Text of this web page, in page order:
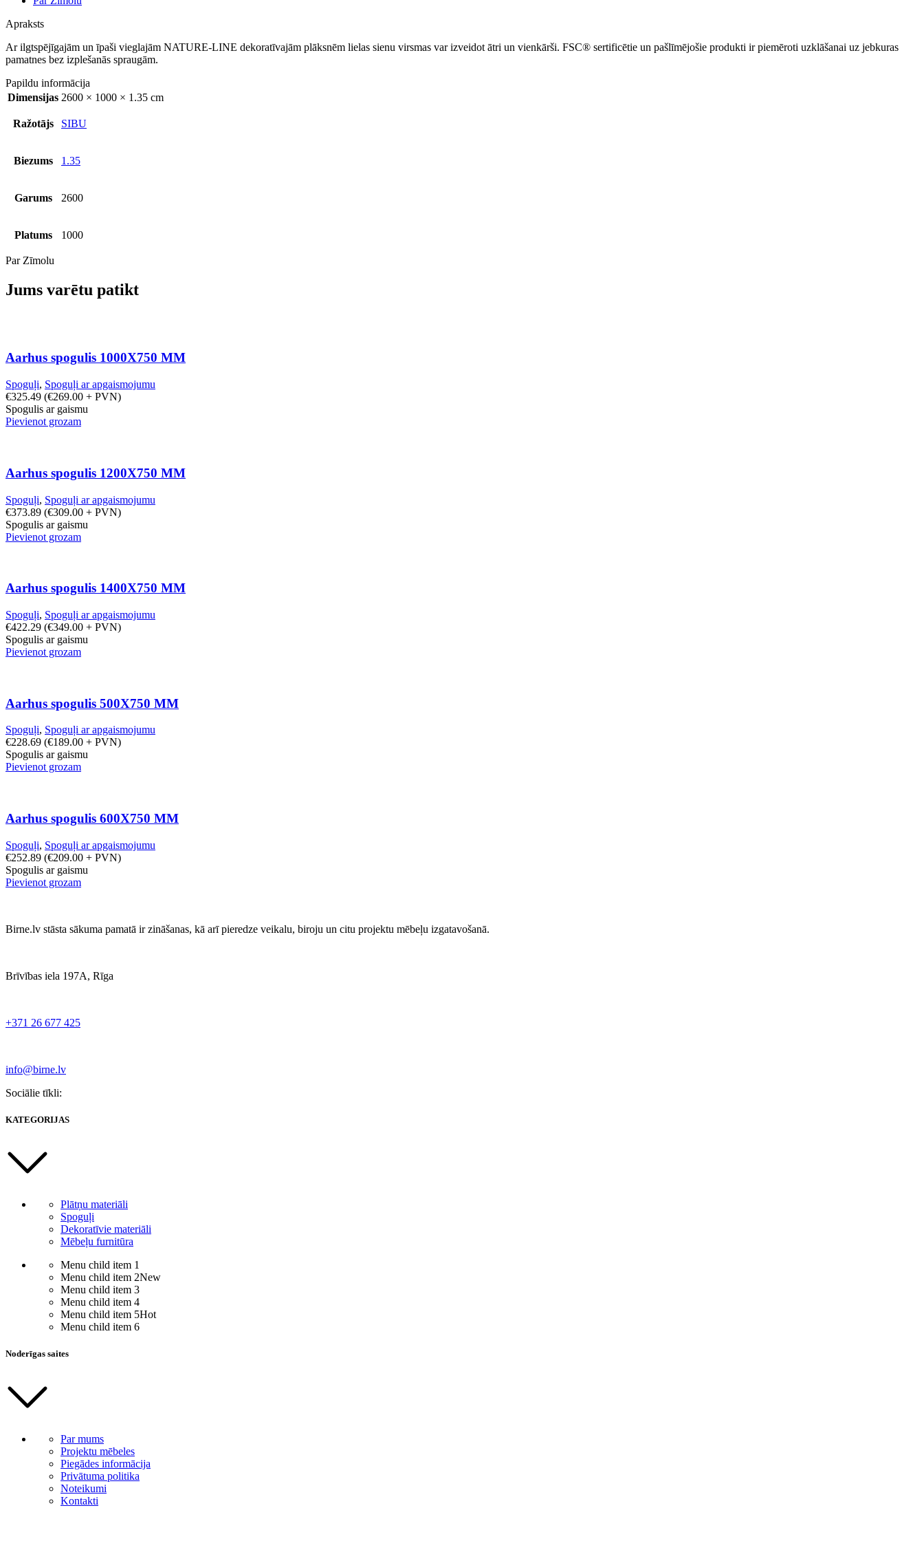
Apraksts
Ar ilgtspējīgajām un īpaši vieglajām NATURE-LINE dekoratīvajām plāksnēm lielas sienu virsmas var izveidot ātri un vienkārši. FSC® sertificētie un pašlīmējošie produkti ir piemēroti uzklāšanai uz jebkuras
pamatnes bez izplešanās spraugām.
Papildu informācija
Dimensijas 2600 × 1000 × 1.35 cm
Ražotājs SIBU
Biezums 1.35
Garums 2600
Platums 1000
Par Zīmolu
Jums varētu patikt
Aarhus spogulis 1000X750 MM
Spoguļi, Spoguļi ar apgaismojumu
€325.49 (€269.00 + PVN)
Spogulis ar gaismu
Pievienot grozam
Aarhus spogulis 1200X750 MM
Spoguļi, Spoguļi ar apgaismojumu
€373.89 (€309.00 + PVN)
Spogulis ar gaismu
Pievienot grozam
Aarhus spogulis 1400X750 MM
Spoguļi, Spoguļi ar apgaismojumu
€422.29 (€349.00 + PVN)
Spogulis ar gaismu
Pievienot grozam
Aarhus spogulis 500X750 MM
Spoguļi, Spoguļi ar apgaismojumu
€228.69 (€189.00 + PVN)
Spogulis ar gaismu
Pievienot grozam
Aarhus spogulis 600X750 MM
Spoguļi, Spoguļi ar apgaismojumu
€252.89 (€209.00 + PVN)
Spogulis ar gaismu
Pievienot grozam
Birne.lv stāsta sākuma pamatā ir zināšanas, kā arī pieredze veikalu, biroju un citu projektu mēbeļu izgatavošanā.
Brīvības iela 197A, Rīga
+371 26 677 425
info@birne.lv
Sociālie tīkli:
KATEGORIJAS
Plātņu materiāli
Spoguļi
Dekoratīvie materiāli
Mēbeļu furnitūra
Menu child item 1
Menu child item 2New
Menu child item 3
Menu child item 4
Menu child item 5Hot
Menu child item 6
Noderīgas saites
Par mums
Projektu mēbeles
Piegādes informācija
Privātuma politika
Noteikumi
Kontakti